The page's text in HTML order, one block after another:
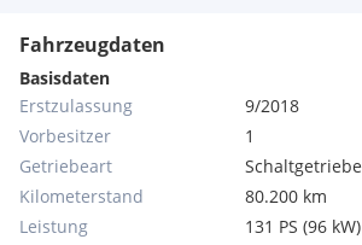
Fahrzeugdaten
Basisdaten
Erstzulassung
9/2018
Vorbesitzer
1
Getriebeart
Schaltgetriebe
Kilometerstand
80.200 km
Leistung
131 PS (96 kW)